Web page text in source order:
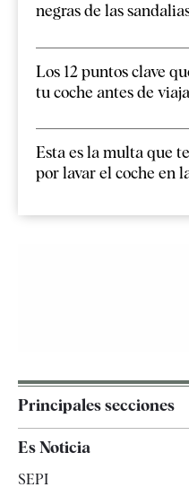
negras de las
Los 12 puntos clave
tu coche antes de
Esta es la multa que
por lavar el coche en
Principales secciones
Es Noticia
SEPI